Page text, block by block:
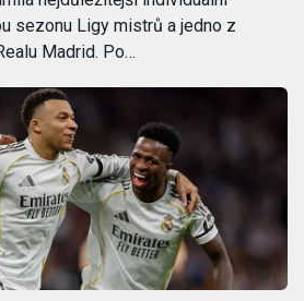
sezonu Ligy mistrů a jedno z
Madrid. Po…